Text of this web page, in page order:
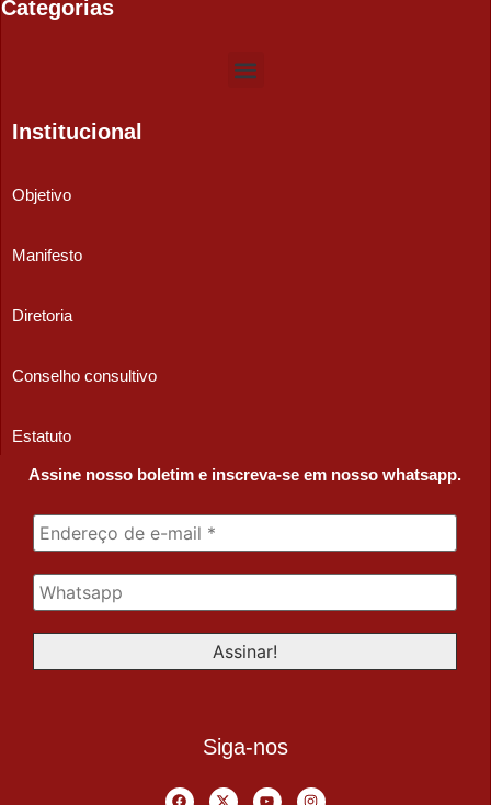
Categorias
Institucional
Objetivo
Manifesto
Diretoria
Conselho consultivo
Estatuto
Assine nosso boletim e inscreva-se em nosso whatsapp.
Siga-nos